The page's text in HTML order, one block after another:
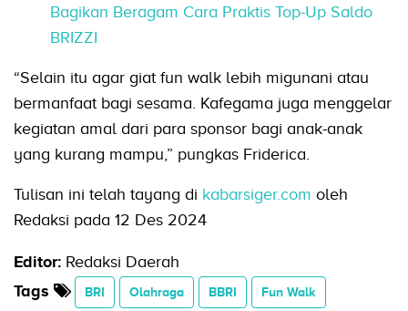
Bagikan Beragam Cara Praktis Top-Up Saldo
BRIZZI
“Selain itu agar giat fun walk lebih migunani atau
bermanfaat bagi sesama. Kafegama juga menggelar
kegiatan amal dari para sponsor bagi anak-anak
yang kurang mampu,” pungkas Friderica.
Tulisan ini telah tayang di kabarsiger.com oleh
Redaksi pada 12 Des 2024
Editor: Redaksi Daerah
Tags
BRI Olahraga BBRI Fun Walk